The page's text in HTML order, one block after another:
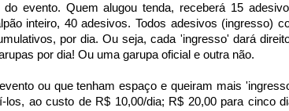
do evento. Quem alugou tenda, receberá 15
inteiro, 40 adesivos. Todos adesivos (ingresso)
por dia. Ou seja, cada 'ingresso' dará
por dia! Ou uma garupa oficial e outra não.
ou que tenham espaço e queiram mais
los, ao custo de R$ 10,00/dia; R$ 20,00 para cinco